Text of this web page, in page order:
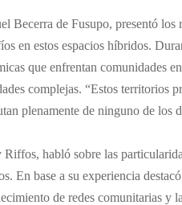
Becerra de Fusupo, presentó los
en estos espacios híbridos.
que enfrentan comunidades
complejas. “Estos territorios
plenamente de ninguno de los
Riffos, habló sobre las
En base a su experiencia
de redes comunitarias y